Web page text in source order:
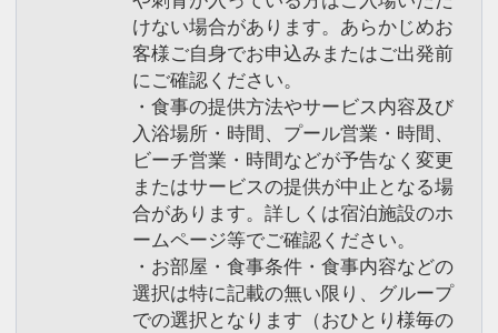
けない場合があります。あらかじめお
客様ご自身でお申込みまたはご出発前
にご確認ください。
・食事の提供方法やサービス内容及び
入浴場所・時間、プール営業・時間、
ビーチ営業・時間などが予告なく変更
またはサービスの提供が中止となる場
合があります。詳しくは宿泊施設のホ
ームページ等でご確認ください。
・お部屋・食事条件・食事内容などの
選択は特に記載の無い限り、グループ
での選択となります（おひとり様毎の